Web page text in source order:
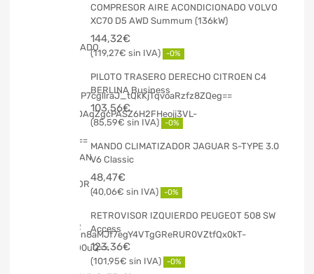
COMPRESOR AIRE ACONDICIONADO VOLVO
XC70 D5 AWD Summum (136kW)
144,32€
119,27€ -0%
PILOTO TRASERO DERECHO CITROEN C4
BERLINA Business
103,56€
85,59€ -0%
MANDO CLIMATIZADOR JAGUAR S-TYPE 3.0
V6 Classic
48,47€
40,06€ -0%
RETROVISOR IZQUIERDO PEUGEOT 508 SW
Access
123,36€
101,95€ -0%